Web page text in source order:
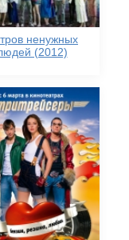
ненужных
(2012)